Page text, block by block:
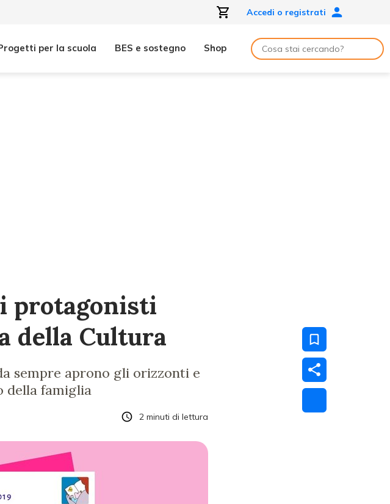
Accedi o registrati
per la scuola BES e sostegno Shop
protagonisti
della Cultura
sempre aprono gli orizzonti e
della famiglia
2 minuti di lettura